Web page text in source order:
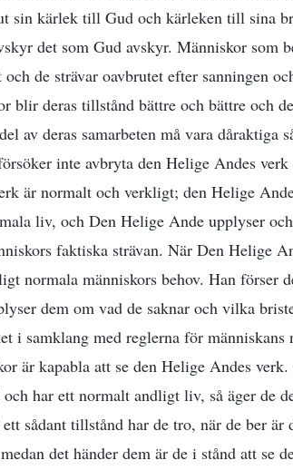
sin kärlek till Gud och kärleken till sina
det som Gud avskyr. Människor som
de strävar oavbrutet efter sanningen
blir deras tillstånd bättre och bättre och
av deras samarbeten må vara dåraktiga
inte avbryta den Helige Andes
är normalt och verkligt; den Helige
liv, och Den Helige Ande upplyser
faktiska strävan. När Den Helige
normala människors behov. Han förser
dem om vad de saknar och vilka
i samklang med reglerna för
är kapabla att se den Helige Andes
har ett normalt andligt liv, så äger de
sådant tillstånd har de tro, när de ber är
det händer dem är de i stånd att se